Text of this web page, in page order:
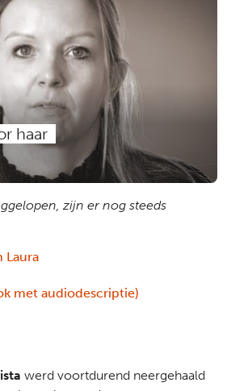
haar
zijn er nog steeds
Laura
met audiodescriptie)
werd voortdurend neergehaald